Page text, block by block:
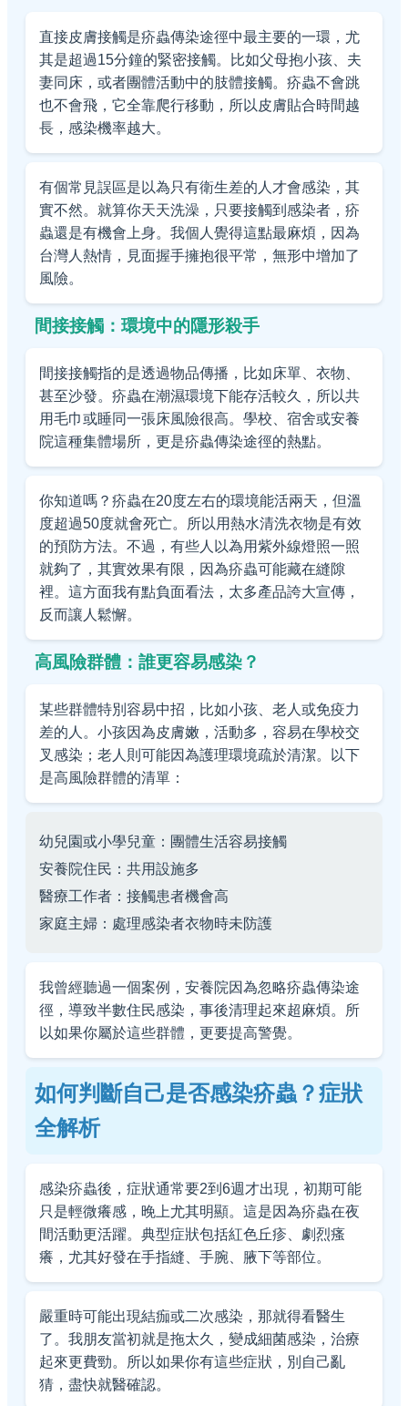
直接皮膚接觸是疥蟲傳染途徑中最主要的一環，尤
其是超過15分鐘的緊密接觸。比如父母抱小孩、夫
妻同床，或者團體活動中的肢體接觸。疥蟲不會跳
也不會飛，它全靠爬行移動，所以皮膚貼合時間越
長，感染機率越大。
有個常見誤區是以為只有衛生差的人才會感染，其
實不然。就算你天天洗澡，只要接觸到感染者，疥
蟲還是有機會上身。我個人覺得這點最麻煩，因為
台灣人熱情，見面握手擁抱很平常，無形中增加了
風險。
間接接觸：環境中的隱形殺手
間接接觸指的是透過物品傳播，比如床單、衣物、
甚至沙發。疥蟲在潮濕環境下能存活較久，所以共
用毛巾或睡同一張床風險很高。學校、宿舍或安養
院這種集體場所，更是疥蟲傳染途徑的熱點。
你知道嗎？疥蟲在20度左右的環境能活兩天，但溫
度超過50度就會死亡。所以用熱水清洗衣物是有效
的預防方法。不過，有些人以為用紫外線燈照一照
就夠了，其實效果有限，因為疥蟲可能藏在縫隙
裡。這方面我有點負面看法，太多產品誇大宣傳，
反而讓人鬆懈。
高風險群體：誰更容易感染？
某些群體特別容易中招，比如小孩、老人或免疫力
差的人。小孩因為皮膚嫩，活動多，容易在學校交
叉感染；老人則可能因為護理環境疏於清潔。以下
是高風險群體的清單：
幼兒園或小學兒童：團體生活容易接觸
安養院住民：共用設施多
醫療工作者：接觸患者機會高
家庭主婦：處理感染者衣物時未防護
我曾經聽過一個案例，安養院因為忽略疥蟲傳染途
徑，導致半數住民感染，事後清理起來超麻煩。所
以如果你屬於這些群體，更要提高警覺。
如何判斷自己是否感染疥蟲？症狀
全解析
感染疥蟲後，症狀通常要2到6週才出現，初期可能
只是輕微癢感，晚上尤其明顯。這是因為疥蟲在夜
間活動更活躍。典型症狀包括紅色丘疹、劇烈瘙
癢，尤其好發在手指縫、手腕、腋下等部位。
嚴重時可能出現結痂或二次感染，那就得看醫生
了。我朋友當初就是拖太久，變成細菌感染，治療
起來更費勁。所以如果你有這些症狀，別自己亂
猜，盡快就醫確認。